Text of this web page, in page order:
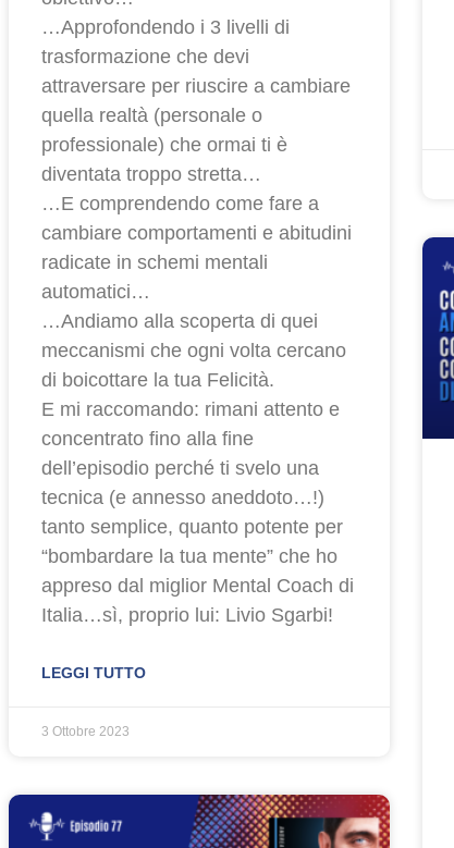
…Approfondendo i 3 livelli di
trasformazione che devi
attraversare per riuscire a cambiare
quella realtà (personale o
professionale) che ormai ti è
diventata troppo stretta…
…E comprendendo come fare a
cambiare comportamenti e abitudini
radicate in schemi mentali
automatici…
…Andiamo alla scoperta di quei
meccanismi che ogni volta cercano
di boicottare la tua Felicità.
E mi raccomando: rimani attento e
concentrato fino alla fine
dell’episodio perché ti svelo una
tecnica (e annesso aneddoto…!)
tanto semplice, quanto potente per
“bombardare la tua mente” che ho
appreso dal miglior Mental Coach di
Italia…sì, proprio lui: Livio Sgarbi!
LEGGI TUTTO
3 Ottobre 2023